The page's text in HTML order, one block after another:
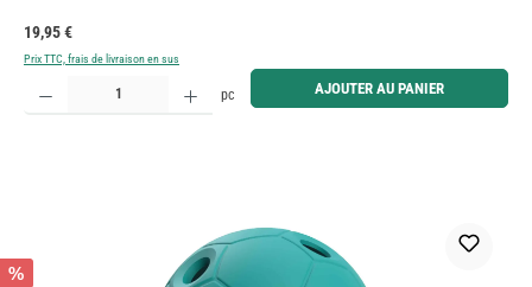
Prix régulier :
19,95 €
Prix TTC, frais de livraison en sus
Quantité de produit : Entrez la quantité souhaitée ou utilisez les boutons pour augmenter ou
pc AJOUTER AU PANIER
%